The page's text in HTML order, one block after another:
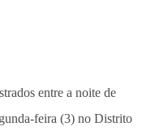
entre a noite de
feira (3) no Distrito